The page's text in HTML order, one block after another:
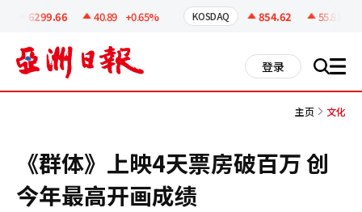
6299.66 40.89 +0.65% KOSDAQ 854.62 55.81
登录 搜 all
主页 文化
《群体》上映4天票房破百万 创
今年最高开画成绩